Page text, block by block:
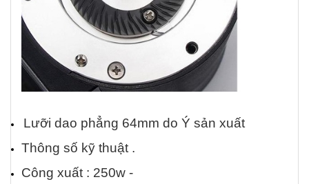
Lưỡi dao phẳng 64mm do Ý sản xuất
Thông số kỹ thuật .
Công xuất : 250w -